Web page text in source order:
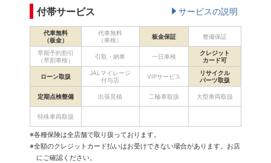
付帯サービス サービスの説明
代車無料
（板金）
代車無料
（車検）
板金保証 整備保証
早期予約割引
（早割車検）
引取・納車 一日車検
クレジット
カード可
ローン取扱
JALマイレージ
付与店
VIPサービス
リサイクル
パーツ取扱
定期点検整備 出張見積 二輪車取扱 大型車両取扱
特殊車両取扱
※各種保険は全店舗で取り扱っております。
※全額のクレジットカード払いはお受けできない場合があります。お店
にご確認ください。